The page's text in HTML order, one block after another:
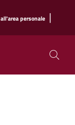
personale |